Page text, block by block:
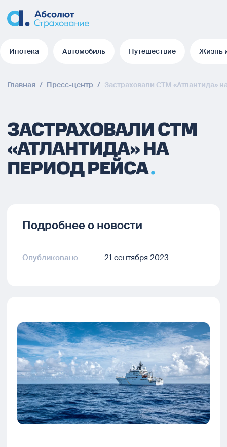
Ипотека Автомобиль Путешествие Жизнь
Главная / Пресс-центр / Застраховали СТМ «Атлантида»
ЗАСТРАХОВАЛИ СТМ
«АТЛАНТИДА» НА
ПЕРИОД РЕЙСА
Подробнее о новости
Опубликовано 21 сентября 2023